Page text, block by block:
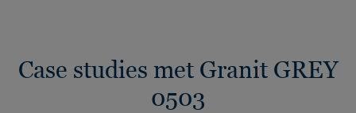
Case studies met Granit GREY
0503